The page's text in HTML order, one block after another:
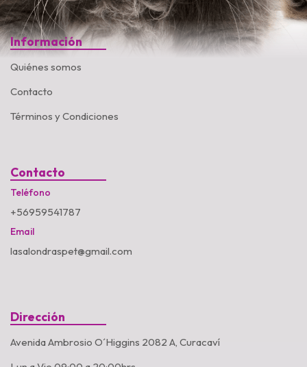
Información
Quiénes somos
Contacto
Términos y Condiciones
Contacto
Teléfono
+56959541787
Email
lasalondraspet@gmail.com
Dirección
Avenida Ambrosio O´Higgins 2082 A, Curacaví